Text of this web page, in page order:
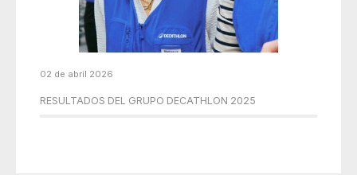
02 de abril 2026
RESULTADOS DEL GRUPO DECATHLON 2025